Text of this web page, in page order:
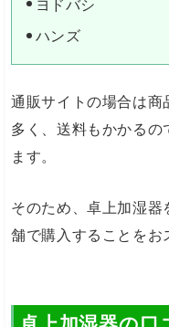
ヨドバシ
ハンズ
通販サイトの場合は
多く、送料もかかる
ます。
そのため、卓上加湿
舗で購入することをお